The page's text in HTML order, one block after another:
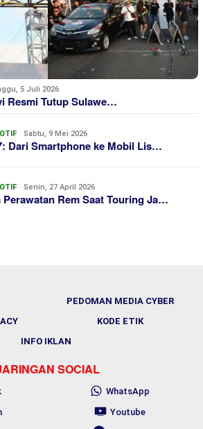
5 Juli 2026
Resmi Tutup Sulawe…
Sabtu, 9 Mei 2026
Dari Smartphone ke Mobil Lis…
Senin, 27 April 2026
Perawatan Rem Saat Touring Ja…
PEDOMAN MEDIA CYBER
KODE ETIK
INFO IKLAN
SOCIAL
WhatsApp
Youtube